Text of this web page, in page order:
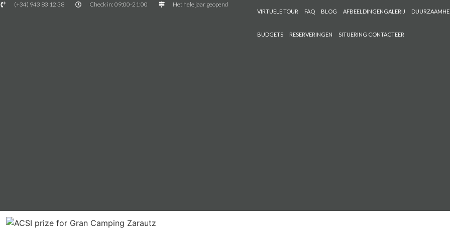
(+34) 943 83 12 38 Check in: 09:00-21:00 Het hele jaar geopend
VIRTUELE TOUR FAQ BLOG AFBEELDINGENGALERIJ
BUDGETS RESERVERINGEN SITUERING CONTACTEER